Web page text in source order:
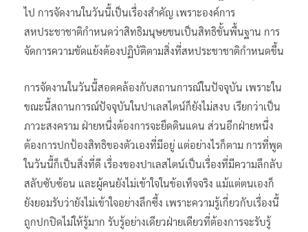
ไป การจัดงานในวันนี้เป็นเรื่องสำคัญ เพราะองค์การ
สหประชาชาติกำหนดว่าสิทธิมนุษยชนเป็นสิทธิขั้นพื้นฐาน การ
จัดการความขัดแย้งต้องปฏิบัติตามสิ่งที่สหประชาชาติกำหนดขึ้น
การจัดงานในวันนี้สอดคล้องกับสถานการณ์ในปัจจุบัน เพราะใน
ขณะนี้สถานการณ์ปัจจุบันในปาเลสไตน์ก็ยังไม่สงบ เรียกว่าเป็น
ภาวะสงคราม ฝ่ายหนึ่งต้องการจะยึดดินแดน ส่วนอีกฝ่ายหนึ่ง
ต้องการปกป้องสิทธิของตัวเองที่มีอยู่ แต่อย่างไรก็ตาม การที่พูด
ในวันนี้ก็เป็นสิ่งที่ดี เรื่องของปาเลสไตน์เป็นเรื่องที่มีความลึกลับ
สลับซับซ้อน และผู้คนยังไม่เข้าใจในข้อเท็จจริง แม้แต่ตนเองก็
ยังยอมรับว่ายังไม่เข้าใจอย่างลึกซึ้ง เพราะความรู้เกี่ยวกับเรื่องนี้
ถูกปกปิดไม่ให้รู้มาก รับรู้อย่างเดียวฝ่ายเดียวที่ต้องการจะรับรู้